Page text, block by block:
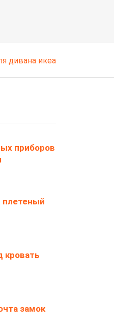
дивана икеа
приборов
плетеный
кровать
замок